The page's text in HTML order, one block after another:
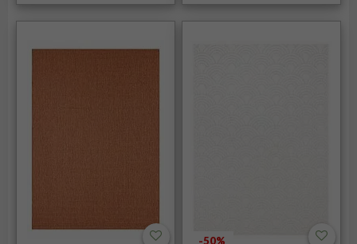
-50%